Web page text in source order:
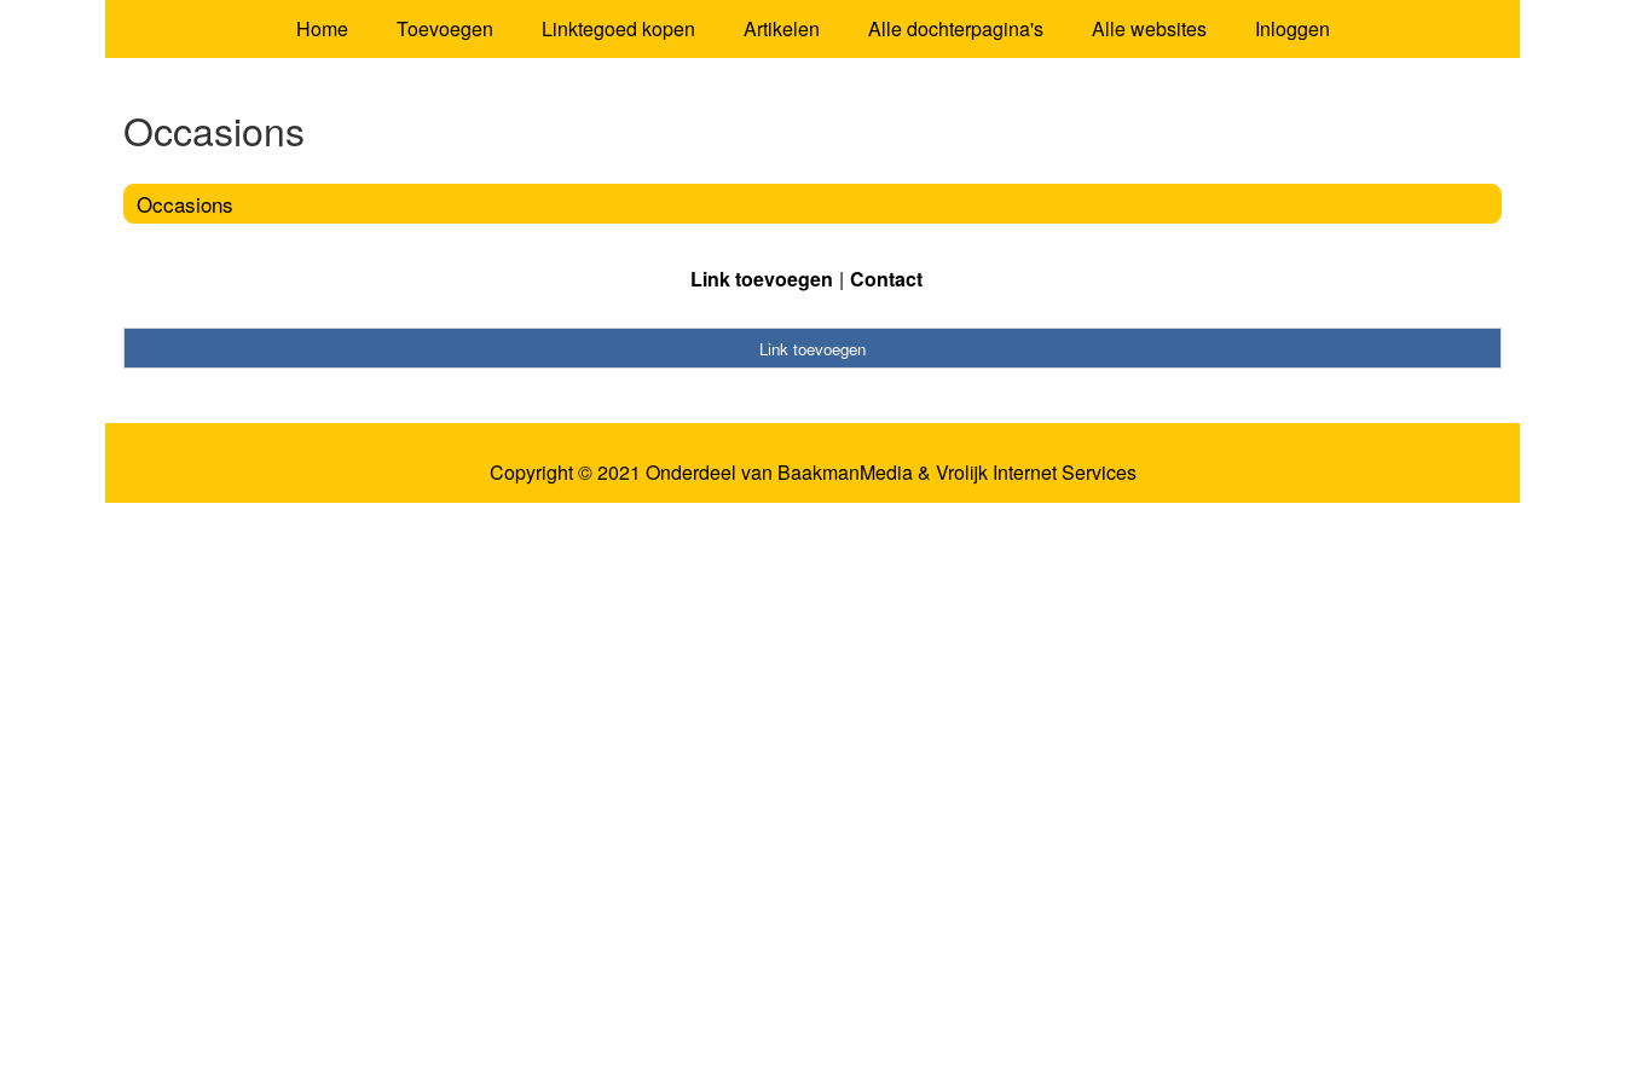
Home Toevoegen Linktegoed kopen Artikelen Alle dochterpagina's Alle websites Inloggen
Occasions
Occasions
Link toevoegen Contact
Link toevoegen
Copyright © 2021 Onderdeel van BaakmanMedia& Vrolijk Internet Services